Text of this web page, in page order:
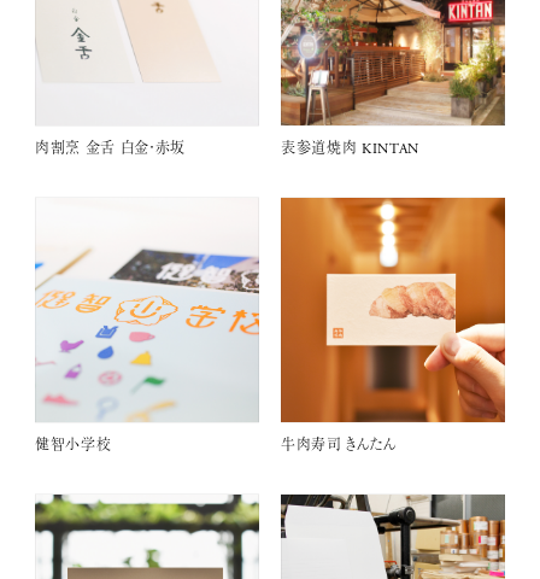
肉割烹 金舌 白金・赤坂 表参道焼肉 KINTAN
健智小学校 牛肉寿司 きんたん